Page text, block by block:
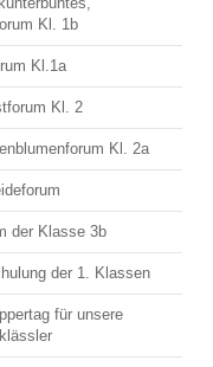
Kl. 1b
Kl.1a
Kl. 2
Kl. 2a
der Klasse 3b
der 1. Klassen
für unsere